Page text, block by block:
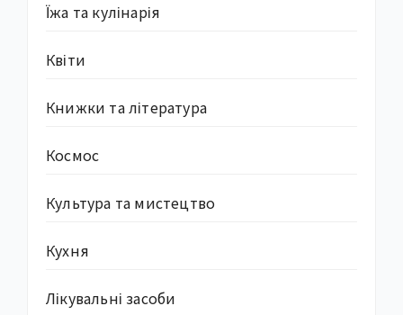
Їжа та кулінарія
Квіти
Книжки та література
Космос
Культура та мистецтво
Кухня
Лікувальні засоби